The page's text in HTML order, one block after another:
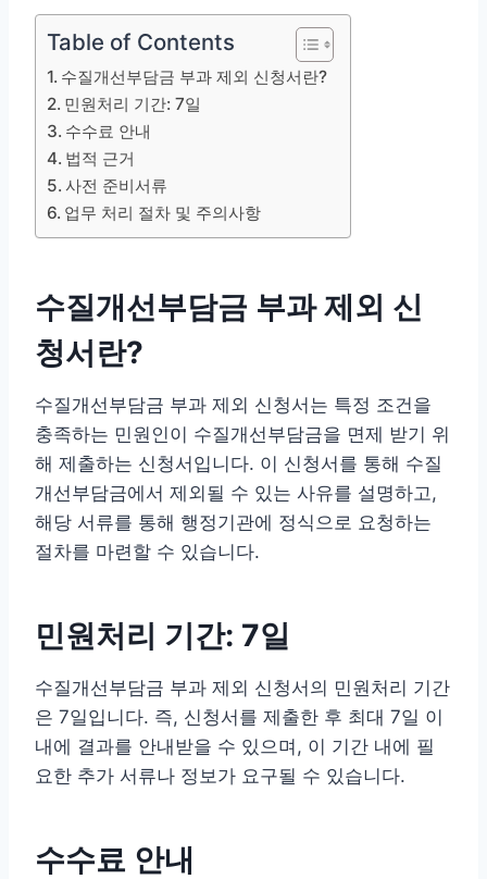
Table of Contents
수질개선부담금 부과 제외 신청서란?
민원처리 기간: 7일
수수료 안내
법적 근거
사전 준비서류
업무 처리 절차 및 주의사항
수질개선부담금 부과 제외 신
청서란?
수질개선부담금 부과 제외 신청서는 특정 조건을
충족하는 민원인이 수질개선부담금을 면제 받기 위
해 제출하는 신청서입니다. 이 신청서를 통해 수질
개선부담금에서 제외될 수 있는 사유를 설명하고,
해당 서류를 통해 행정기관에 정식으로 요청하는
절차를 마련할 수 있습니다.
민원처리 기간: 7일
수질개선부담금 부과 제외 신청서의 민원처리 기간
은 7일입니다. 즉, 신청서를 제출한 후 최대 7일 이
내에 결과를 안내받을 수 있으며, 이 기간 내에 필
요한 추가 서류나 정보가 요구될 수 있습니다.
수수료 안내